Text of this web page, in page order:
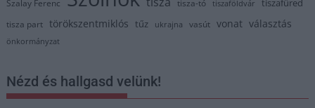
Szalay Ferenc tisza-tó tiszaföldvár tiszafüred
tisza part törökszentmiklós tűz ukrajna vasút vonat választás
önkormányzat
Nézd és hallgasd velünk!